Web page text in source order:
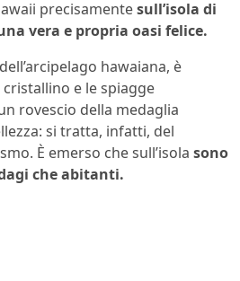
precisamentesull’isola di
vera e propria oasi felice.
hawaiana, è
e le spiagge
rovescio della medaglia
si tratta, infatti, del
È emerso che sull’isola sono
che abitanti.